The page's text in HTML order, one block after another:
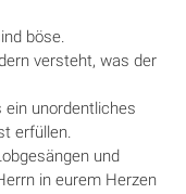
böse.
versteht, was der
ein unordentliches
erfüllen.
und
in eurem Herzen